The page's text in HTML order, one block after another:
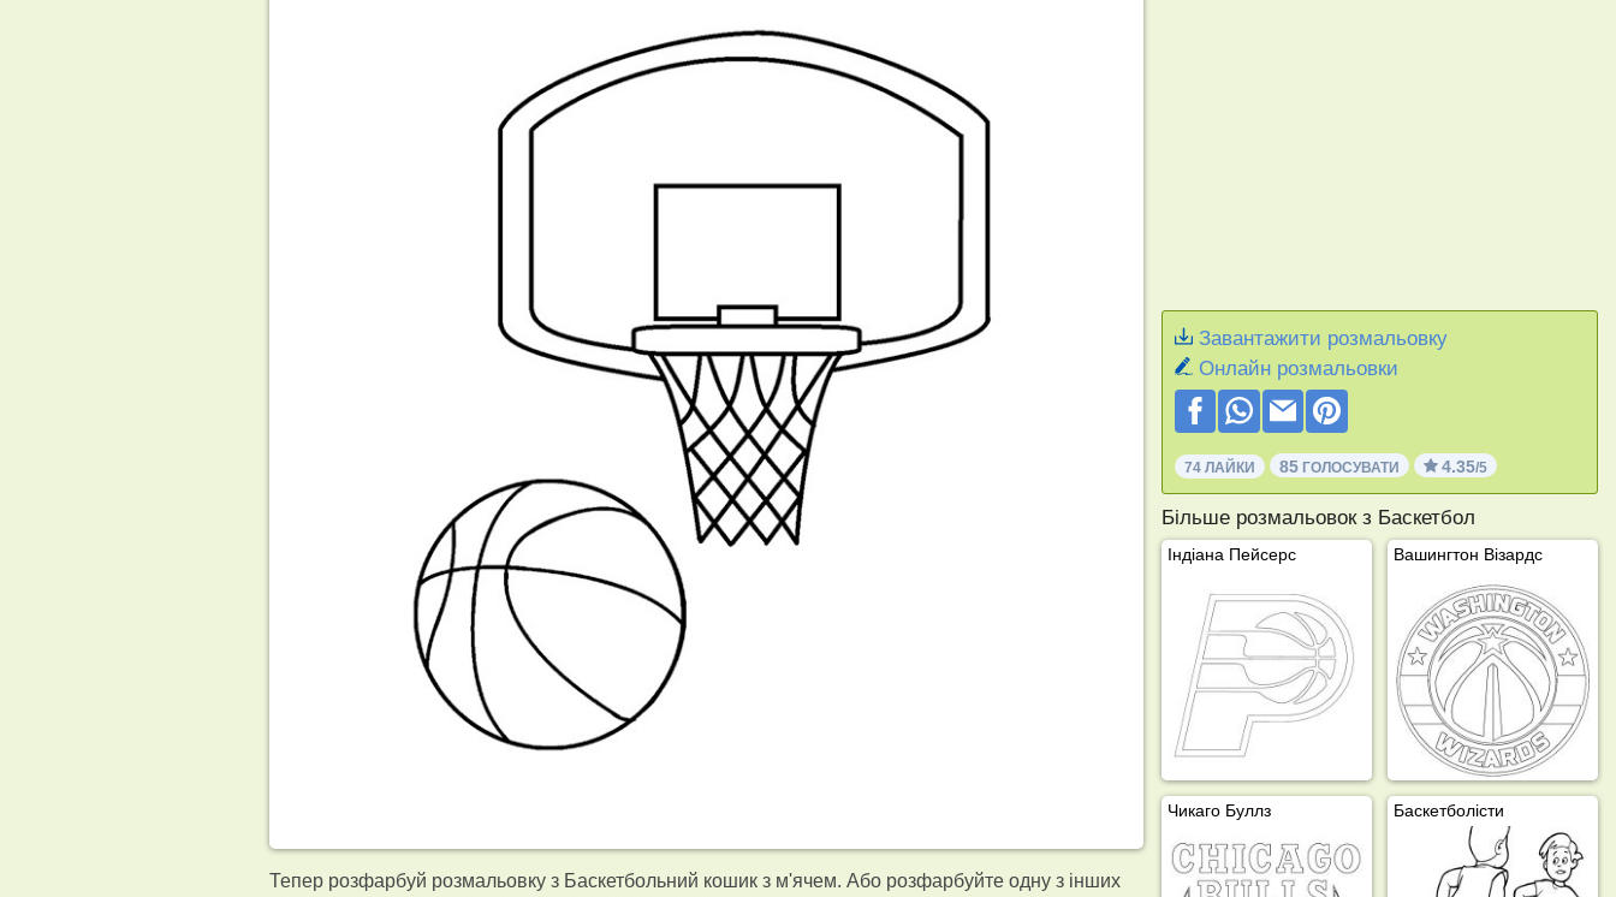
Тепер розфарбуй розмальовку з Баскетбольний кошик з м'ячем. Або розфарбуйте одну з інших
Завантажити розмальовку
Онлайн розмальовки
74 ЛАЙКИ 85ГОЛОСУВАТИ 4.35/5
Більше розмальовок з Баскетбол
Індіана Пейсерс Вашингтон Візардс
Чикаго Буллз Баскетболісти